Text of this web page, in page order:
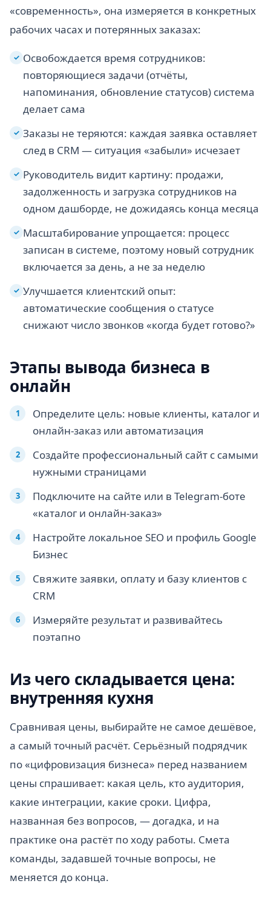
«современность», она измеряется в конкретных
рабочих часах и потерянных заказах:
✓ Освобождается время сотрудников:
повторяющиеся задачи (отчёты,
напоминания, обновление статусов) система
делает сама
✓ Заказы не теряются: каждая заявка оставляет
след в CRM — ситуация «забыли» исчезает
✓ Руководитель видит картину: продажи,
задолженность и загрузка сотрудников на
одном дашборде, не дожидаясь конца месяца
✓ Масштабирование упрощается: процесс
записан в системе, поэтому новый сотрудник
включается за день, а не за неделю
✓ Улучшается клиентский опыт:
автоматические сообщения о статусе
снижают число звонков «когда будет готово?»
Этапы вывода бизнеса в
онлайн
Определите цель: новые клиенты, каталог и
онлайн-заказ или автоматизация
Создайте профессиональный сайт с самыми
нужными страницами
Подключите на сайте или в Telegram-боте
«каталог и онлайн-заказ»
Настройте локальное SEO и профиль Google
Бизнес
Свяжите заявки, оплату и базу клиентов с
CRM
Измеряйте результат и развивайтесь
поэтапно
Из чего складывается цена:
внутренняя кухня
Сравнивая цены, выбирайте не самое дешёвое,
а самый точный расчёт. Серьёзный подрядчик
по «цифровизация бизнеса» перед названием
цены спрашивает: какая цель, кто аудитория,
какие интеграции, какие сроки. Цифра,
названная без вопросов, — догадка, и на
практике она растёт по ходу работы. Смета
команды, задавшей точные вопросы, не
меняется до конца.